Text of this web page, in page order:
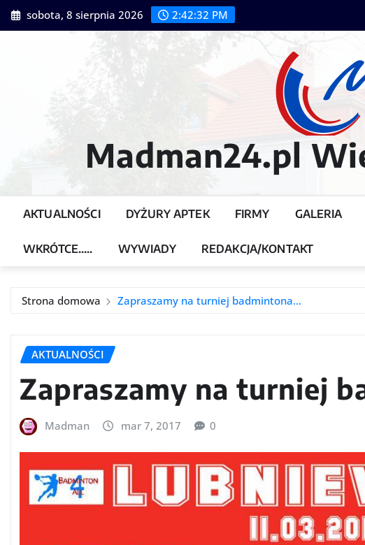
Przejdź
do
sobota, 8 sierpnia 2026 2:42:34 PM
Madman24.pl
AKTUALNOŚCI DYŻURY APTEK FIRMY GALERIA
WKRÓTCE….. WYWIADY REDAKCJA/KONTAKT
Strona domowa Zapraszamy na turniej badmintona…
AKTUALNOŚCI
Zapraszamy na turniej
Madman mar 7, 2017 0